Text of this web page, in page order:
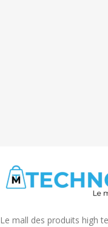
Le mall des produits high